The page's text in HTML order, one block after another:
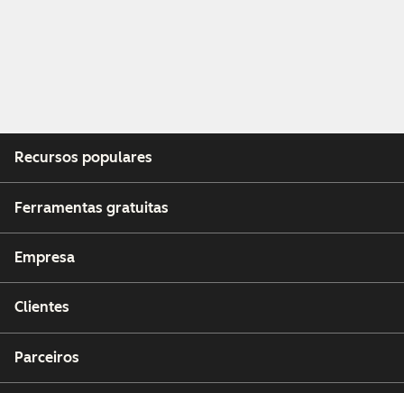
Recursos populares
Ferramentas gratuitas
Empresa
Clientes
Parceiros